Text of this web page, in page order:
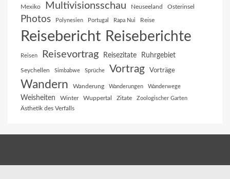
Mexiko Multivisionsschau Neuseeland Osterinsel
Photos Polynesien Portugal Rapa Nui Reise
Reisebericht Reiseberichte
Reisen Reisevortrag Reisezitate Ruhrgebiet
Seychellen Simbabwe Sprüche Vortrag Vorträge
Wandern Wanderung Wanderungen Wanderwege
Weisheiten Winter Wuppertal Zitate Zoologischer Garten
Ästhetik des Verfalls